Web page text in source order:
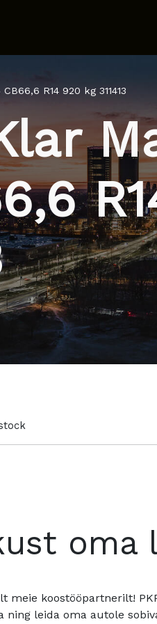
R14 920 kg 311413
oma
meie koostööpartnerilt!
leida oma autole